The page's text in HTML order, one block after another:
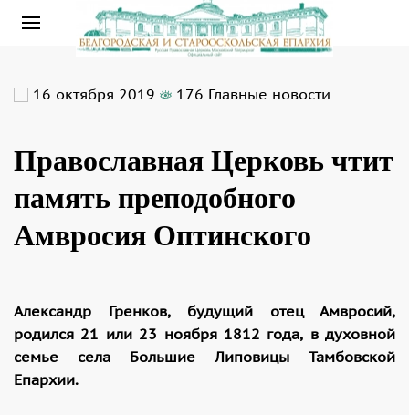
16 октября 2019 176 Главные новости
Православная Церковь чтит
память преподобного
Амвросия Оптинского
Александр Гренков, будущий отец Амвросий,
родился 21 или 23 ноября 1812 года, в духовной
семье села Большие Липовицы Тамбовской
Епархии.